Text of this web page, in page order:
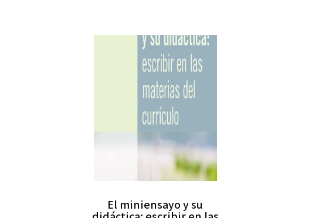
El miniensayo y su